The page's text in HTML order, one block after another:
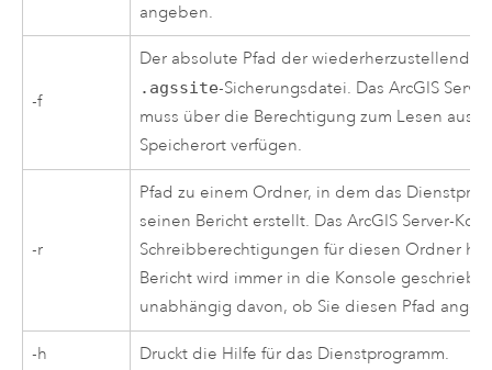
angeben.
-f
Der absolute Pfad der wiederherzustellenden
.agssite-Sicherungsdatei. DasArcGIS Server
muss über die Berechtigung zum Lesen aus
Speicherort verfügen.
-r
Pfad zu einem Ordner, in dem das
seinen Bericht erstellt. DasArcGIS Server-
Schreibberechtigungen für diesen Ordner
Bericht wird immer in die Konsole
unabhängig davon, ob Sie diesen Pfad
-h Druckt die Hilfe für das Dienstprogramm.